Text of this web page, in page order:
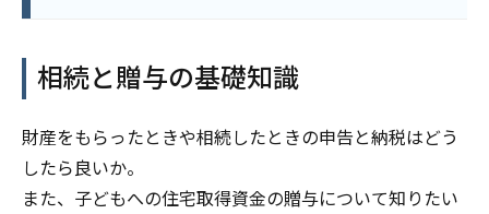
相続と贈与の基礎知識
財産をもらったときや相続したときの申告と納税はどう
したら良いか。
また、子どもへの住宅取得資金の贈与について知りたい